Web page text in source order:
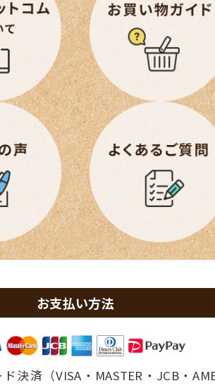
お支払い方法
決済（VISA・MASTER・JCB・